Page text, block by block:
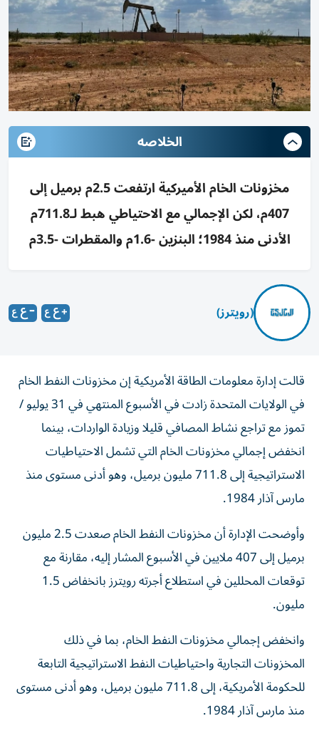
الخلاصه
مخزونات الخام الأميركية ارتفعت 2.5م برميل إلى
407م، لكن الإجمالي مع الاحتياطي هبط لـ711.8م
الأدنى منذ 1984؛ البنزين -1.6م والمقطرات -3.5م
(رويترز)
قالت إدارة معلومات الطاقة الأمريكية إن مخزونات النفط الخام
في الولايات المتحدة زادت في الأسبوع المنتهي في 31 يوليو /
تموز مع ‌تراجع نشاط المصافي قليلا وزيادة الواردات، بينما
انخفض إجمالي مخزونات الخام التي تشمل الاحتياطيات
الاستراتيجية إلى 711.8 مليون ‌برميل، وهو أدنى مستوى منذ
مارس آذار 1984.
وأوضحت الإدارة أن مخزونات النفط الخام ​صعدت 2.5 ⁠مليون
برميل إلى 407 ملايين في الأسبوع المشار ‌إليه، مقارنة مع
توقعات ‌المحللين في استطلاع أجرته رويترز بانخفاض 1.5
مليون.
وانخفض إجمالي مخزونات النفط الخام، بما في ذلك
المخزونات التجارية واحتياطيات النفط الاستراتيجية التابعة
للحكومة الأمريكية، إلى 711.8 مليون ‌برميل، وهو أدنى مستوى
منذ مارس آذار 1984.